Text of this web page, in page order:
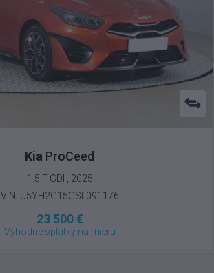
Kia ProCeed
1.5 T-GDI , 2025
VIN: U5YH2G15GSL091176
23 500 €
Výhodné splátky na mieru